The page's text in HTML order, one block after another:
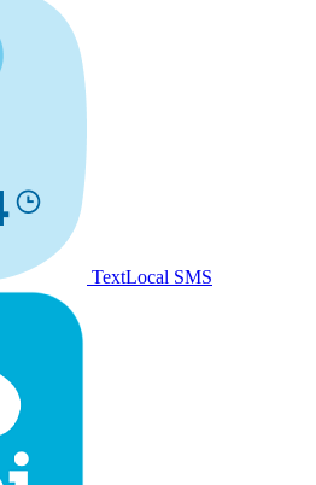
TextLocal SMS